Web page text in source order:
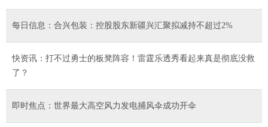
每日信息：合兴包装：控股股东新疆兴汇聚拟减持不超过2%
快资讯：打不过勇士的板凳阵容！雷霆乐透秀看起来真是彻底没救
了？
即时焦点：世界最大高空风力发电捕风伞成功开伞